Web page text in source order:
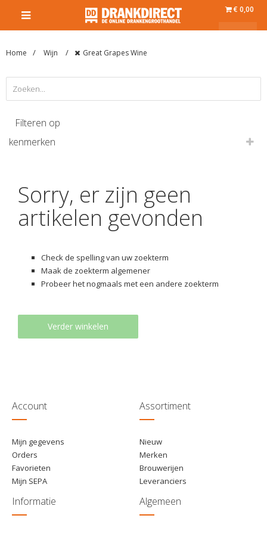
€ 0,00
Home Wijn Great Grapes Wine
Filteren op
kenmerken
Sorry, er zijn geen
artikelen gevonden
Check de spelling van uw zoekterm
Maak de zoekterm algemener
Probeer het nogmaals met een andere zoekterm
Verder winkelen
Account
Mijn gegevens
Orders
Favorieten
Mijn SEPA
Assortiment
Nieuw
Merken
Brouwerijen
Leveranciers
Informatie Algemeen